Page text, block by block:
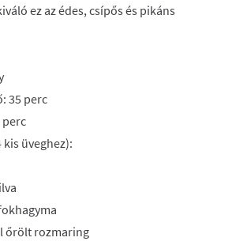
ez az édes, csípős és pikáns
35 perc
perc
kis üveghez):
őrölt rozmaring